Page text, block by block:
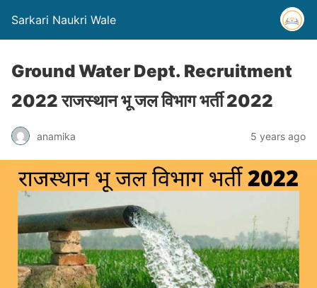
Sarkari Naukri Wale
Ground Water Dept. Recruitment
2022 राजस्थान भू जल विभाग भर्ती 2022
anamika 5 years ago